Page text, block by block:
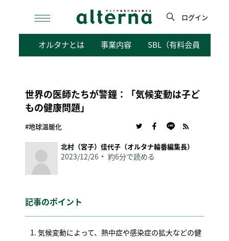
検
ログイン
オルタナとは 事業内容 SBL（有料会員向けサ
世界の医師たちが警鐘：「気候変動は子ど
もの健康問題」
#地球温暖化
北村（宮子）佳代子（オルタナ輪番編集長）
2023/12/26 約6分で読める
記事のポイント
気候変動によって、熱中症や感染症の拡大などの健